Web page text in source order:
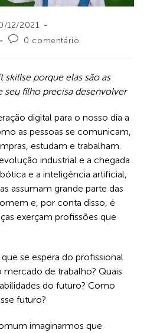
12/2021
0 comentário
skillse porque elas são as
seu filho precisa desenvolver
digital para o nosso dia a
as pessoas se comunicam,
estudam e trabalham.
industrial e a chegada
e a inteligência artificial,
assumam grande parte das
e, por conta disso, é
exerçam profissões que
se espera do profissional
mercado de trabalho? Quais
do futuro? Como
futuro?
imaginarmos que